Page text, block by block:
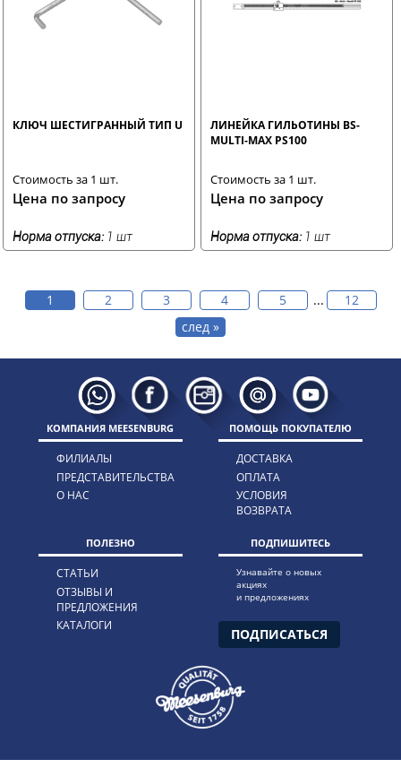
КЛЮЧ ШЕСТИГРАННЫЙ ТИП U
Стоимость за 1 шт.
Цена по запросу
Норма отпуска: 1 шт
ЛИНЕЙКА ГИЛЬОТИНЫ BS-
MULTI-MAX PS100
Стоимость за 1 шт.
Цена по запросу
Норма отпуска: 1 шт
1 2 3 4 5 ...
12
след »
КОМПАНИЯ MEESENBURG
ФИЛИАЛЫ
ПРЕДСТАВИТЕЛЬСТВА
О НАС
ПОМОЩЬ ПОКУПАТЕЛЮ
ДОСТАВКА
ОПЛАТА
УСЛОВИЯ
ВОЗВРАТА
ПОЛЕЗНО
СТАТЬИ
ОТЗЫВЫ И
ПРЕДЛОЖЕНИЯ
КАТАЛОГИ
ПОДПИШИТЕСЬ
Узнавайте о новых
акциях
и предложениях
ПОДПИСАТЬСЯ